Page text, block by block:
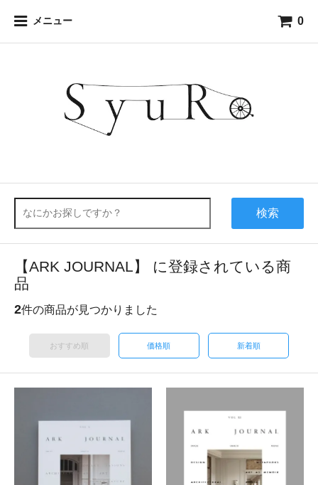
メニュー 0
検索
【ARK JOURNAL】 に登録されている商
品
2件の商品が見つかりました
おすすめ順 価格順 新着順